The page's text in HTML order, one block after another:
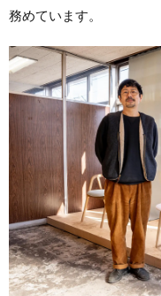
務めています。